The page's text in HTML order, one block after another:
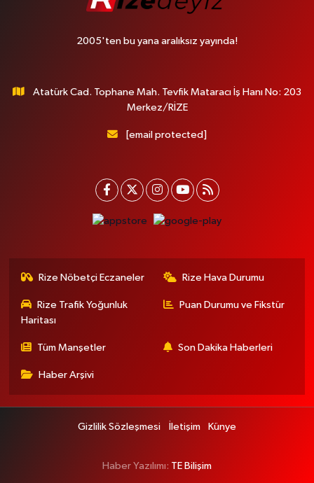
2005'ten bu yana aralıksız yayında!
Atatürk Cad. Tophane Mah. Tevfik Mataracı İş Hanı No: 203
Merkez/RİZE
[email protected]
Rize Nöbetçi Eczaneler Rize Hava Durumu
Rize Trafik Yoğunluk
Haritası
Puan Durumu ve Fikstür
Tüm Manşetler Son Dakika Haberleri
Haber Arşivi
Gizlilik Sözleşmesi İletişim Künye
Haber Yazılımı: TE Bilişim